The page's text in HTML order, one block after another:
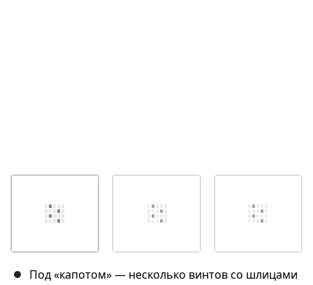
Под «капотом» — несколько винтов со шлицами